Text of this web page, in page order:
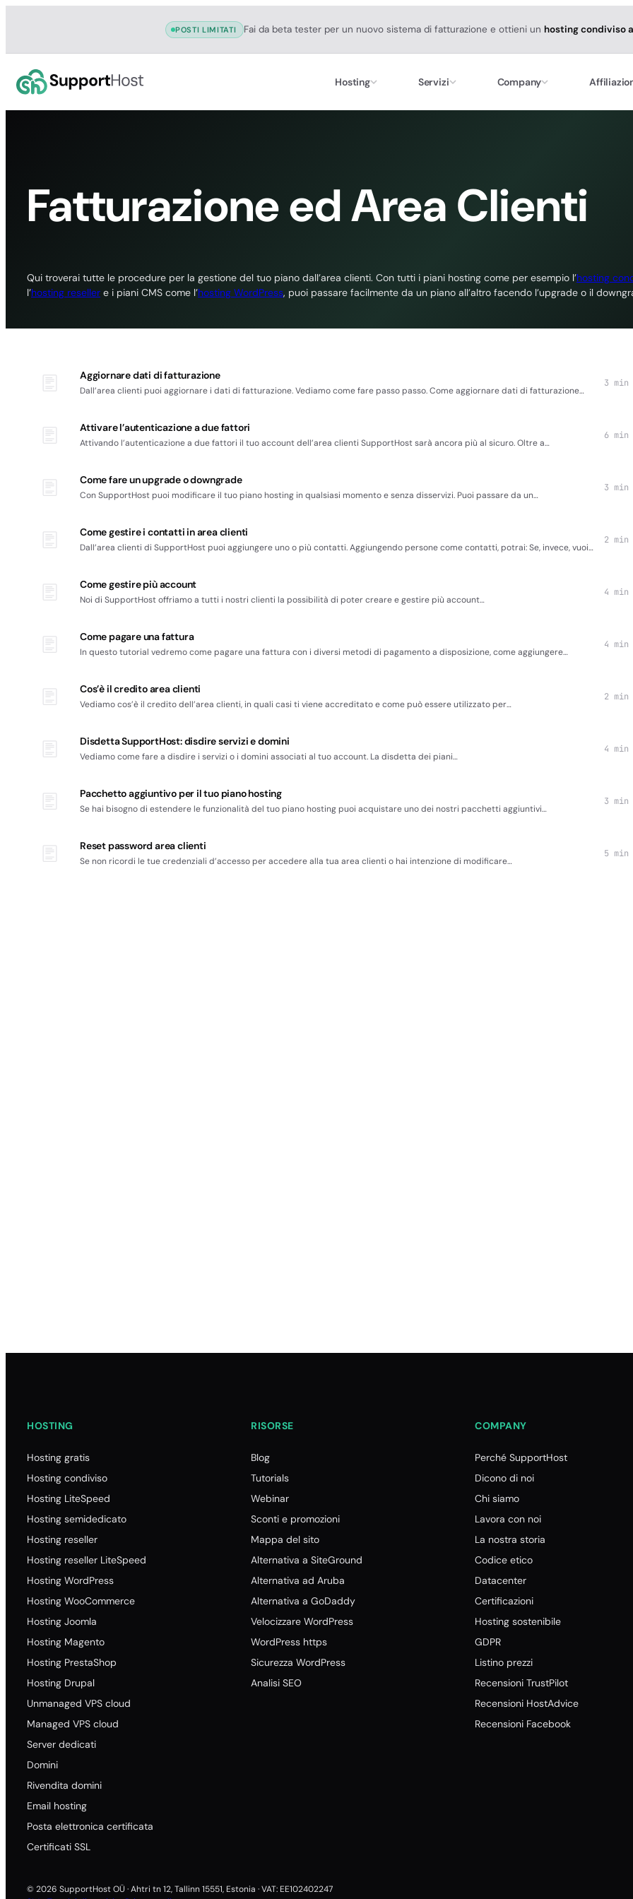
POSTI LIMITATI Fai da beta tester per un nuovo sistema di fatturazione e ottieni un hosting condiviso
contenuto
Hosting Servizi Company
Fatturazione ed Area Clienti
Qui troverai tutte le procedure per la gestione del tuo piano dall’area clienti. Con tutti i piani hosting come per esempio l’hosting
l’hosting reseller e i piani CMS come l’hosting WordPress, puoi passare facilmente da un piano all’altro facendo l’upgrade o il
Aggiornare dati di fatturazione
Dall’area clienti puoi aggiornare i dati di fatturazione. Vediamo come fare passo passo. Come aggiornare dati di fatturazione…
3 min
Attivare l’autenticazione a due fattori
Attivando l’autenticazione a due fattori il tuo account dell’area clienti SupportHost sarà ancora più al sicuro. Oltre a…
6 min
Come fare un upgrade o downgrade
Con SupportHost puoi modificare il tuo piano hosting in qualsiasi momento e senza disservizi. Puoi passare da un…
3 min
Come gestire i contatti in area clienti
Dall’area clienti di SupportHost puoi aggiungere uno o più contatti. Aggiungendo persone come contatti, potrai: Se, invece, vuoi…
2 min
Come gestire più account
Noi di SupportHost offriamo a tutti i nostri clienti la possibilità di poter creare e gestire più account…
4 min
Come pagare una fattura
In questo tutorial vedremo come pagare una fattura con i diversi metodi di pagamento a disposizione, come aggiungere…
4 min
Cos’è il credito area clienti
Vediamo cos’è il credito dell’area clienti, in quali casi ti viene accreditato e come può essere utilizzato per…
2 min
Disdetta SupportHost: disdire servizi e domini
Vediamo come fare a disdire i servizi o i domini associati al tuo account. La disdetta dei piani…
4 min
Pacchetto aggiuntivo per il tuo piano hosting
Se hai bisogno di estendere le funzionalità del tuo piano hosting puoi acquistare uno dei nostri pacchetti aggiuntivi…
3 min
Reset password area clienti
Se non ricordi le tue credenziali d’accesso per accedere alla tua area clienti o hai intenzione di modificare…
5 min
HOSTING
Hosting gratis
Hosting condiviso
Hosting LiteSpeed
Hosting semidedicato
Hosting reseller
Hosting reseller LiteSpeed
Hosting WordPress
Hosting WooCommerce
Hosting Joomla
Hosting Magento
Hosting PrestaShop
Hosting Drupal
Unmanaged VPS cloud
Managed VPS cloud
Server dedicati
Domini
Rivendita domini
Email hosting
Posta elettronica certificata
Certificati SSL
RISORSE
Blog
Tutorials
Webinar
Sconti e promozioni
Mappa del sito
Alternativa a SiteGround
Alternativa ad Aruba
Alternativa a GoDaddy
Velocizzare WordPress
WordPress https
Sicurezza WordPress
Analisi SEO
COMPANY
Perché SupportHost
Dicono di noi
Chi siamo
Lavora con noi
La nostra storia
Codice etico
Datacenter
Certificazioni
Hosting sostenibile
GDPR
Listino prezzi
Recensioni TrustPilot
Recensioni HostAdvice
Recensioni Facebook
© 2026 SupportHost OÜ · Ahtri tn 12, Tallinn 15551, Estonia · VAT: EE102402247